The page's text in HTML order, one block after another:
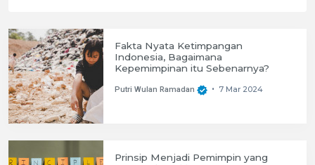
Fakta Nyata Ketimpangan
Indonesia, Bagaimana
Kepemimpinan itu Sebenarnya?
Putri Wulan Ramadan • 7 Mar 2024
Prinsip Menjadi Pemimpin yang